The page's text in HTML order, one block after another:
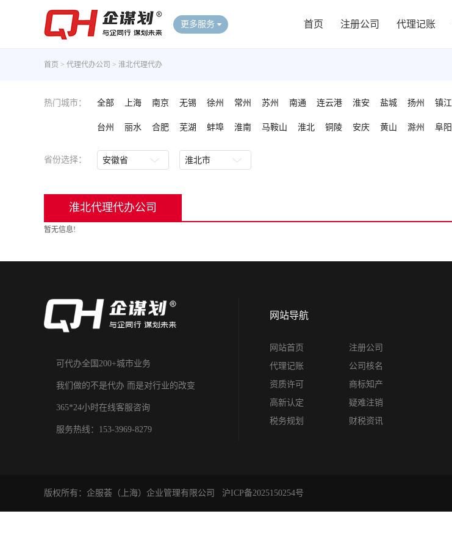
更多服务 首页 注册公司 代理记账
首页 > 代理代办公司 > 淮北代理代办
热门城市： 全部 上海 南京 无锡 徐州 常州 苏州 南通 连云港 淮安 盐城 扬州 镇江
台州 丽水 合肥 芜湖 蚌埠 淮南 马鞍山 淮北 铜陵 安庆 黄山 滁州 阜阳
省份选择：
淮北代理代办公司
暂无信息!
可代办全国200+城市业务
我们做的不是代办 而是对行业的改变
365*24小时在线客服咨询
服务热线：153-3969-8279
网站导航
网站首页
注册公司
代理记账
公司核名
资质许可
商标知产
高新认定
疑难注销
税务规划
财税资讯
版权所有：企服荟（上海）企业管理有限公司 沪ICP备2025150254号